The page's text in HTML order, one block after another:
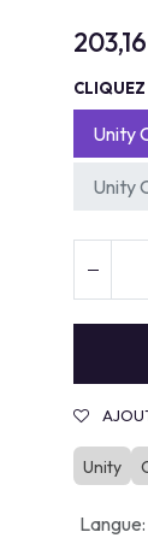
203,16
Unity
Unity
Unity
Langue: